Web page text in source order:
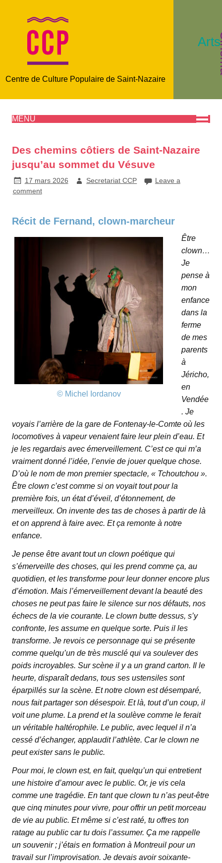
Centre de Culture Populaire de Saint-Nazaire
MENU
Des chemins côtiers de Saint-Nazaire
jusqu’au sommet du Vésuve
17 mars 2026 Secretariat CCP
Leave a
comment
Récit de Fernand, clown-marcheur
© Michel Iordanov
Être
clown…
Je
pense à
mon
enfance
dans la
ferme
de mes
parents
à
Jéricho,
en
Vendée
. Je
voyais l’arrière de la gare de Fontenay-le-Comte où les
locomotives à vapeur venaient faire leur plein d’eau. Et
je les regardais avec émerveillement. C’est ce qui m’a
vraiment donné l’idée, l’envie de jouer quelque chose.
D’où le nom de mon premier spectacle, « Tchoutchou ».
Être clown c’est comme si on voyait tout pour la
première fois, un état d’éveil, d’étonnement, de
merveilleux. On invente des tas de choses à partir de là
et on apprend à faire avec. Et ça remonte à notre
enfance.
Je pense être avant tout un clown poétique qui
s’émerveille des choses, qui les prend comme ça, au
quotidien, et les transforme pour leur donner encore plus
d’émotion. Mais l’émerveillement devant la beauté des
choses ne peut pas faire le silence sur nos défauts, nos
échecs de la vie courante. Le clown butte dessus, s’y
confronte, les assume en quelque sorte. Puis il les
transforme. Je revois ce personnage qui se présente
comme quelqu’un de très musclé qui va soulever des
poids incroyables. Sur scène il y a un grand carton. Il le
heurte, disparaît dedans, tous ses ustensiles sont
éparpillés sur la scène. Et notre clown est désemparé,
nous fait partager son désespoir. Et là, tout d’un coup, il
voit une plume. La prend et la soulève comme le ferait
un véritable haltérophile. Le public, avec lequel il n’a
cessé d’échanger, applaudit l’athlète. Car le clown ne
peut exister sans le public.
Pour moi, le clown est, en fait, quelqu’un qui entretient
une histoire d’amour avec le public. Or, je vis cela
comme une tragédie. En tant que clown tu n’as peut-être
que cinq minutes pour vivre, pour offrir un petit morceau
de vie au public. Et même si c’est raté, tu offres ton
ratage au public car tu dois l’assumer. Ça me rappelle
un souvenir ; j’étais en formation à Montreuil pour un
travail sur l’improvisation. Je devais avoir soixante-